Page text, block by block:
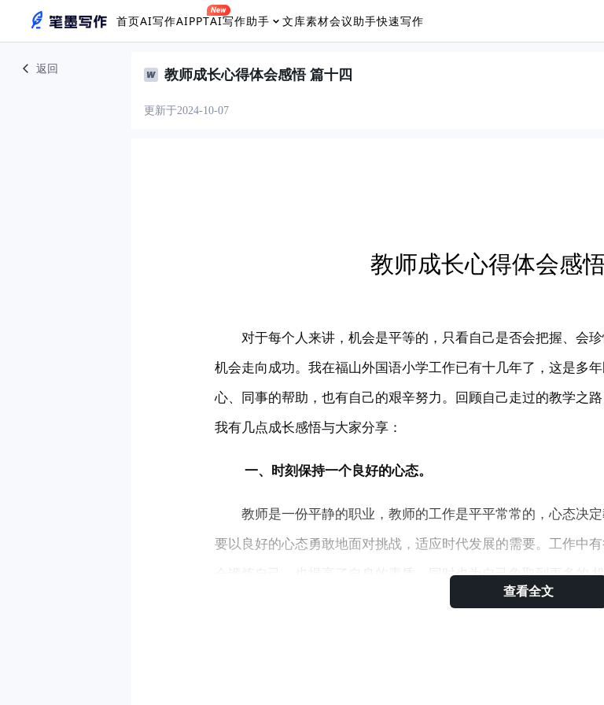
首页AI写作AIPPTAI写作助手 文库素材会议助手快速写作
返回 教师成长心得体会感悟 篇十四
更新于2024-10-07
教师成长心得体会感
对于每个人来讲，机会是平等的，只看自己是否会把握、会珍
机会走向成功。我在福山外国语小学工作已有十几年了，这是多
心、同事的帮助，也有自己的艰辛努力。回顾自己走过的教学之
我有几点成长感悟与大家分享：
一、时刻保持一个良好的心态。
教师是一份平静的职业，教师的工作是平平常常的，心态决定
要以良好的心态勇敢地面对挑战，适应时代发展的需要。工作中
会锻炼自己，也提高了自身的素质，同时也为自己争取到更多的.
查看全文